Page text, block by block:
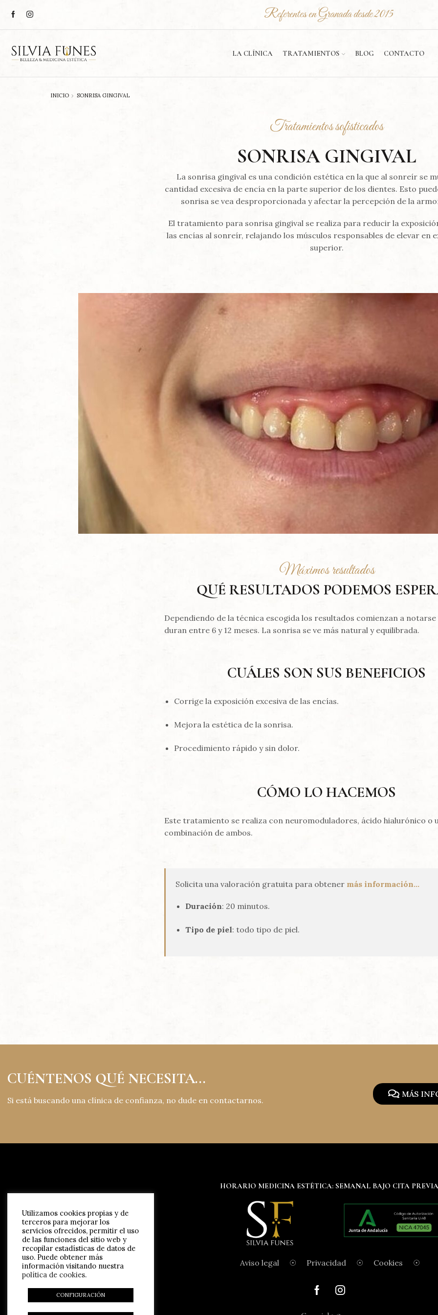
Referentes en Granada desde 2015
LA CLÍNICA TRATAMIENTOS BLOG CONTACTO
INICIO SONRISA GINGIVAL
Tratamientos sofisticados
SONRISA GINGIVAL
La sonrisa gingival es una condición estética en la que al sonreír se
cantidad excesiva de encía en la parte superior de los dientes. Esto
sonrisa se vea desproporcionada y afectar la percepción de la
El tratamiento para sonrisa gingival se realiza para reducir la
las encías al sonreír, relajando los músculos responsables de elevar en
superior.
Máximos resultados
QUÉ RESULTADOS PODEMOS
Dependiendo de la técnica escogida los resultados comienzan a notarse
duran entre 6 y 12 meses. La sonrisa se ve más natural y equilibrada.
CUÁLES SON SUS BENEFICIOS
Corrige la exposición excesiva de las encías.
Mejora la estética de la sonrisa.
Procedimiento rápido y sin dolor.
CÓMO LO HACEMOS
Este tratamiento se realiza con neuromoduladores, ácido hialurónico o
combinación de ambos.
Solicita una valoración gratuita para obtener más información…
Duración: 20 minutos.
Tipo de piel: todo tipo de piel.
CUÉNTENOS QUÉ NECESITA...
Si está buscando una clínica de confianza, no dude en contactarnos.
MÁS
HORARIO MEDICINA ESTÉTICA: SEMANAL BAJO CITA
Aviso legal ☉ Privacidad ☉ Cookies ☉
Utilizamos cookies propias y de
terceros para mejorar los
servicios ofrecidos, permitir el uso
de las funciones del sitio web y
recopilar estadísticas de datos de
uso. Puede obtener más
información visitando nuestra
política de cookies.
CONFIGURACIÓN